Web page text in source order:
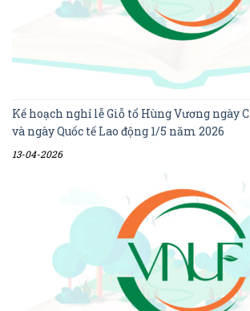
Kế hoạch nghỉ lễ Giỗ tổ Hùng Vương ngày
và ngày Quốc tế Lao động 1/5 năm 2026
13-04-2026